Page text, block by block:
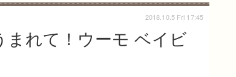
まれて！ウーモ ベイビ
2018.10.5 Fri 17:45